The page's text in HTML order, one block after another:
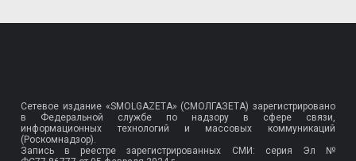
Сетевое издание «SMOLGAZETA» (СМОЛГАЗЕТА) зарегистрировано
в Федеральной службе по надзору в сфере связи,
информационных технологий и массовых коммуникаций
(Роскомнадзор).
Запись в реестре зарегистрированных СМИ: серия Эл №